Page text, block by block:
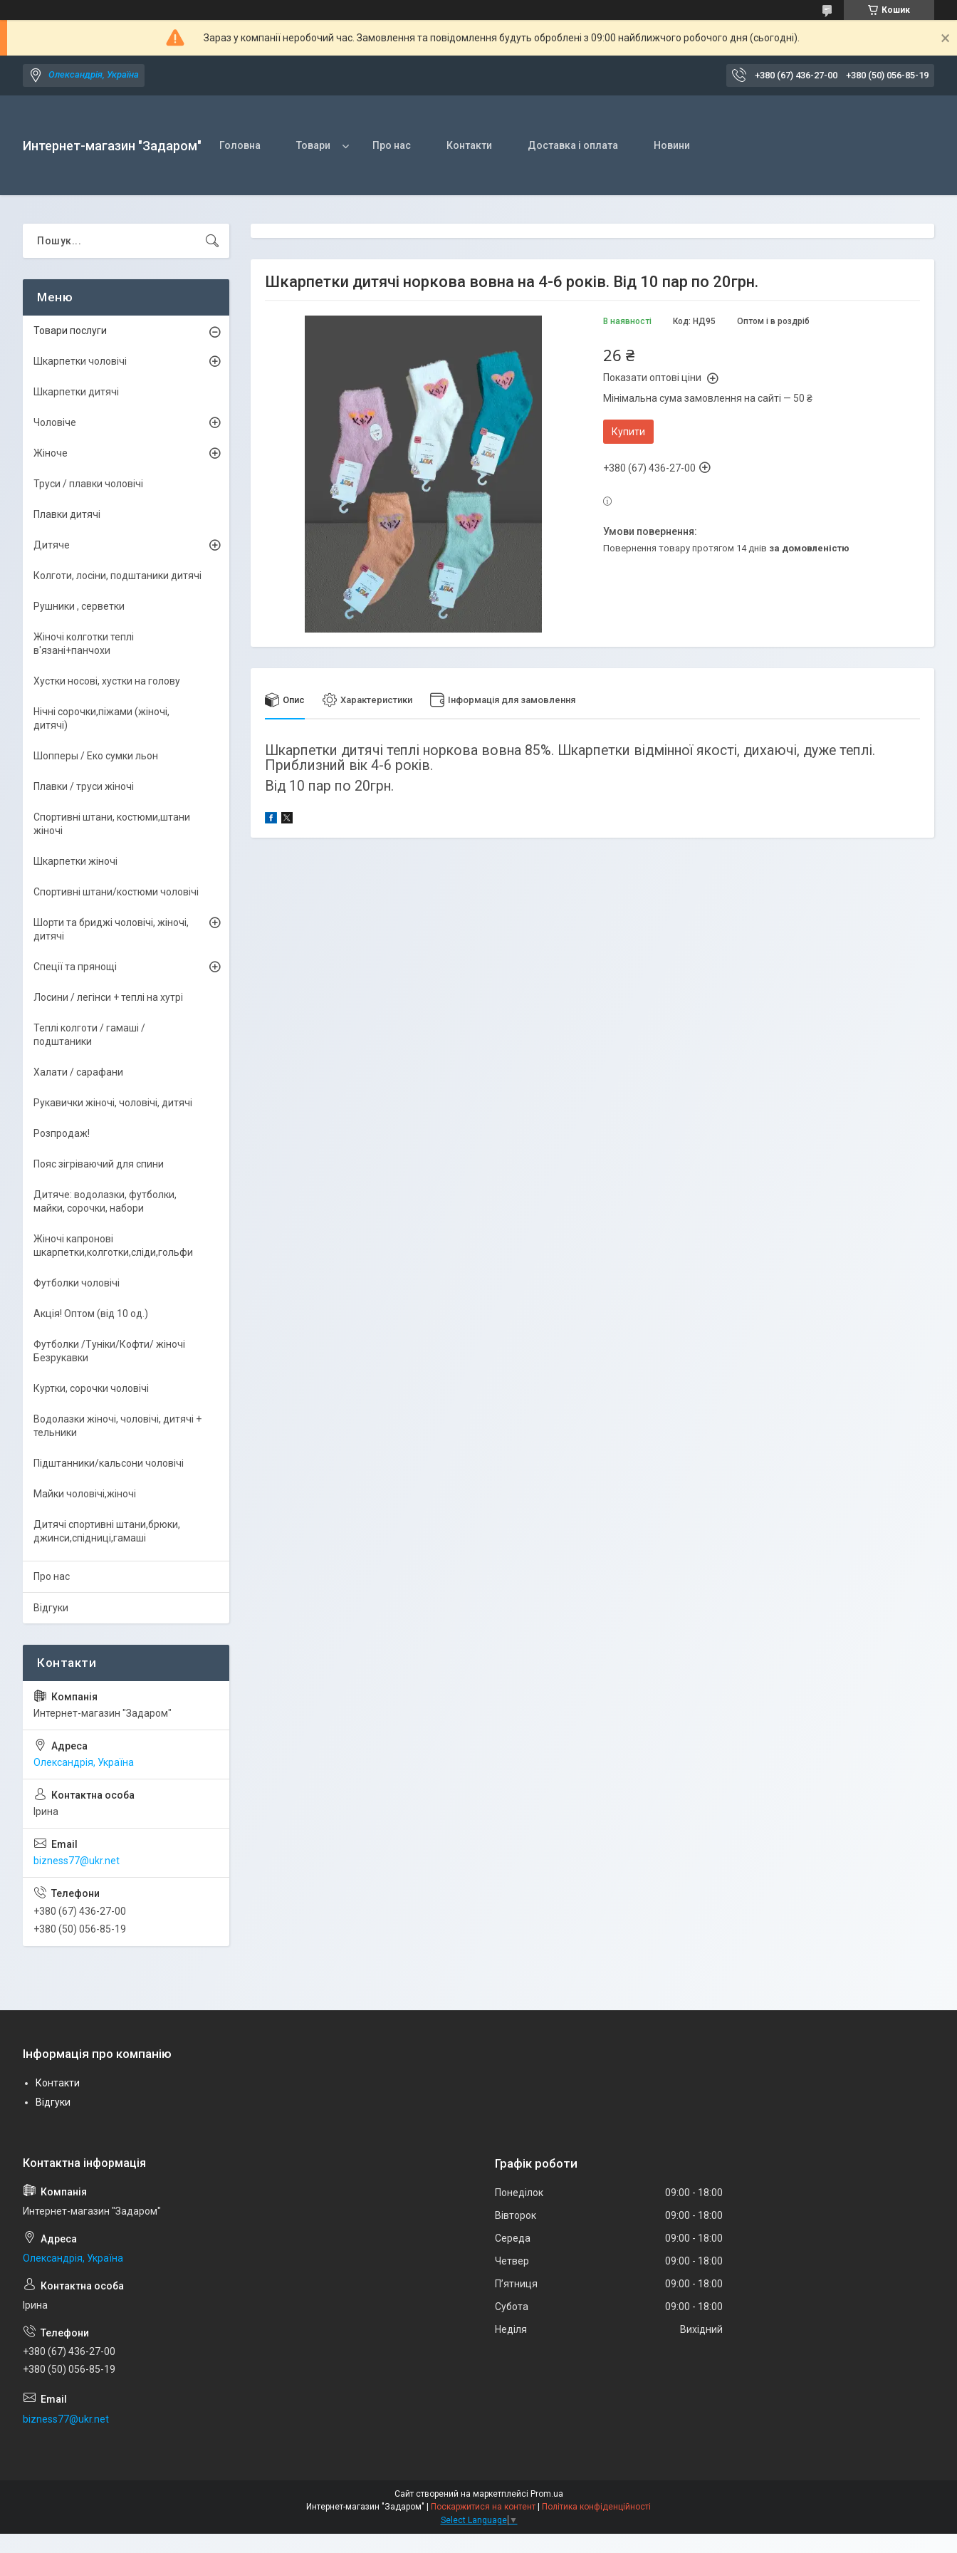
Кошик
Зараз у компанії неробочий час. Замовлення та повідомлення будуть оброблені з 09:00 найближчого робочого дня (сьогодні).
Олександрія, Україна +380 (67) 436-27-00 +380 (50) 056-85-19
Интернет-магазин "Задаром" Головна Товари Про нас Контакти Доставка і оплата Новини
Шкарпетки дитячі норкова вовна на 4-6 років. Від 10 пар по 20грн.
В наявності Оптом і в роздріб
Код: НД95
26 ₴
Показати оптові ціни
Мінімальна сума замовлення на сайті — 50 ₴
Купити
+380 (67) 436-27-00
повернення товару протягом 14 днів за домовленістю
Опис Характеристики Інформація для замовлення
Шкарпетки дитячі теплі норкова вовна 85%. Шкарпетки відмінної якості, дихаючі, дуже теплі.
Приблизний вік 4-6 років.
Від 10 пар по 20грн.
Товари послуги
Шкарпетки чоловічі
Шкарпетки дитячі
Чоловіче
Жіноче
Труси / плавки чоловічі
Плавки дитячі
Дитяче
Колготи, лосіни, подштаники дитячі
Рушники , серветки
Жіночі колготки теплі
в'язані+панчохи
Хустки носові, хустки на голову
Нічні сорочки,піжами (жіночі,
дитячі)
Шопперы / Еко сумки льон
Плавки / труси жіночі
Спортивні штани, костюми,штани
жіночі
Шкарпетки жіночі
Спортивні штани/костюми чоловічі
Шорти та бриджі чоловічі, жіночі,
дитячі
Спеції та прянощі
Лосини / легінси + теплі на хутрі
Теплі колготи / гамаші /
подштаники
Халати / сарафани
Рукавички жіночі, чоловічі, дитячі
Розпродаж!
Пояс зігріваючий для спини
Дитяче: водолазки, футболки,
майки, сорочки, набори
Жіночі капронові
шкарпетки,колготки,сліди,гольфи
Футболки чоловічі
Акція! Оптом (від 10 од.)
Футболки /Туніки/Кофти/ жіночі
Безрукавки
Куртки, сорочки чоловічі
Водолазки жіночі, чоловічі, дитячі +
тельники
Підштанники/кальсони чоловічі
Майки чоловічі,жіночі
Дитячі спортивні штани,брюки,
джинси,спідниці,гамаші
Про нас
Відгуки
Интернет-магазин "Задаром"
Олександрія, Україна
Ірина
bizness77@ukr.net
+380 (67) 436-27-00
+380 (50) 056-85-19
Інформація про компанію
Контакти
Відгуки
Интернет-магазин "Задаром"
Олександрія, Україна
Ірина
+380 (67) 436-27-00
+380 (50) 056-85-19
bizness77@ukr.net
Графік роботи
Понеділок 09:00
18:00
Вівторок
09:00
18:00
Середа
09:00
18:00
Четвер
09:00
18:00
Пʼятниця
09:00
18:00
Субота
09:00
18:00
Неділя
Вихідний
Сайт створений на маркетплейсі Prom.ua
Поскаржитися на контент
Політика конфіденційності
Select Language ▼